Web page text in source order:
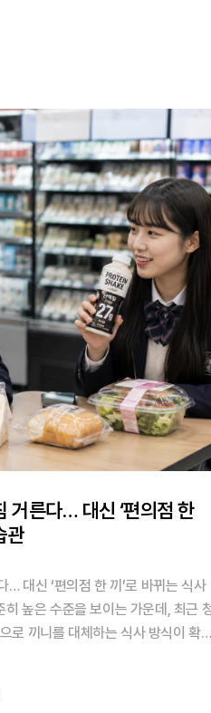
거른다… 대신 ‘편의점 한
관
대신 ‘편의점 한 끼’로 바뀌는 식사
로 끼니를 대체하는 식사 방식이 확산
표(2024년 조사 기준)에 따르면, ‘주